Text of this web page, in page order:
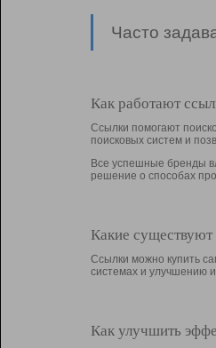
Часто
Как работают
Ссылки помогают
поисковых систем и
Все успешные бренды
решение о способах
Какие
Ссылки можно купить
системах и улучшению
Как улучшить